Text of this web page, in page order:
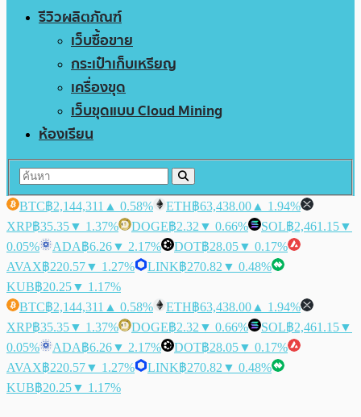
รีวิวผลิตภัณฑ์
เว็บซื้อขาย
กระเป๋าเก็บเหรียญ
เครื่องขุด
เว็บขุดแบบ Cloud Mining
ห้องเรียน
BTC฿2,144,311 ▲ 0.58% ETH฿63,438.00 ▲ 1.94%
XRP฿35.35▼ 1.37% DOGE฿2.32 ▼ 0.66% SOL฿2,461.15▼
0.05%
ADA฿6.26▼ 2.17% DOT฿28.05▼ 0.17%
AVAX฿220.57▼ 1.27% LINK฿270.82 ▼ 0.48%
KUB฿20.25▼ 1.17%
BTC฿2,144,311 ▲ 0.58% ETH฿63,438.00 ▲ 1.94%
XRP฿35.35▼ 1.37% DOGE฿2.32 ▼ 0.66% SOL฿2,461.15▼
0.05%
ADA฿6.26▼ 2.17% DOT฿28.05▼ 0.17%
AVAX฿220.57▼ 1.27% LINK฿270.82 ▼ 0.48%
KUB฿20.25▼ 1.17%